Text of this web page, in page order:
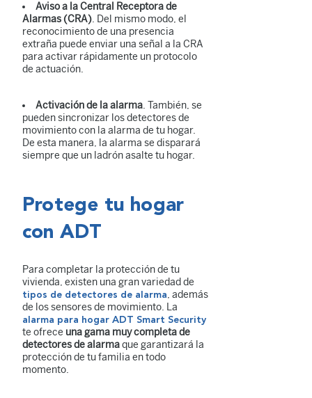
Aviso a la Central Receptora de
Alarmas (CRA). Del mismo modo, el
reconocimiento de una presencia
extraña puede enviar una señal a la CRA
para activar rápidamente un protocolo
de actuación.
Activación de la alarma. También, se
pueden sincronizar los detectores de
movimiento con la alarma de tu hogar.
De esta manera, la alarma se disparará
siempre que un ladrón asalte tu hogar.
Protege tu hogar
con ADT
Para completar la protección de tu
vivienda, existen una gran variedad de
tipos de detectores de alarma, además
de los sensores de movimiento. La
alarma para hogar ADT Smart Security
te ofrece una gama muy completa de
detectores de alarmaque garantizará la
protección de tu familia en todo
momento.